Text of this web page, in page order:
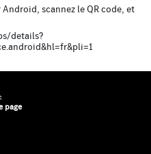
scannez le QR code, et
details?
page